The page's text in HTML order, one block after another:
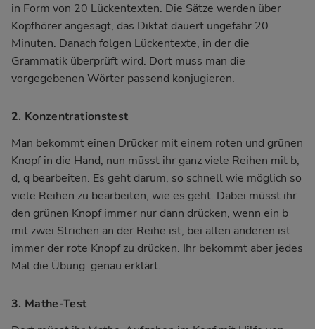
in Form von 20 Lückentexten. Die Sätze werden über
Kopfhörer angesagt, das Diktat dauert ungefähr 20
Minuten. Danach folgen Lückentexte, in der die
Grammatik überprüft wird. Dort muss man die
vorgegebenen Wörter passend konjugieren.
2. Konzentrationstest
Man bekommt einen Drücker mit einem roten und grünen
Knopf in die Hand, nun müsst ihr ganz viele Reihen mit b,
d, q bearbeiten. Es geht darum, so schnell wie möglich so
viele Reihen zu bearbeiten, wie es geht. Dabei müsst ihr
den grünen Knopf immer nur dann drücken, wenn ein b
mit zwei Strichen an der Reihe ist, bei allen anderen ist
immer der rote Knopf zu drücken. Ihr bekommt aber jedes
Mal die Übung genau erklärt.
3. Mathe-Test